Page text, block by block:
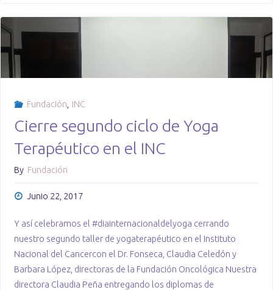
Fundación, INC
Cierre segundo ciclo de Yoga
Terapéutico en el INC
By Fundación
Junio 22, 2017
Y así celebramos el #diainternacionaldelyoga cerrando
nuestro segundo taller de yogaterapéutico en el Instituto
Nacional del Cancercon el Dr. Fonseca, Claudia Celedón y
Barbara López, directoras de la Fundación Oncológica Nuestra
directora Claudia Peña entregando los diplomas de